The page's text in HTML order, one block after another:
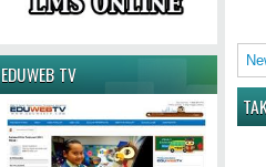
EDUWEB TV